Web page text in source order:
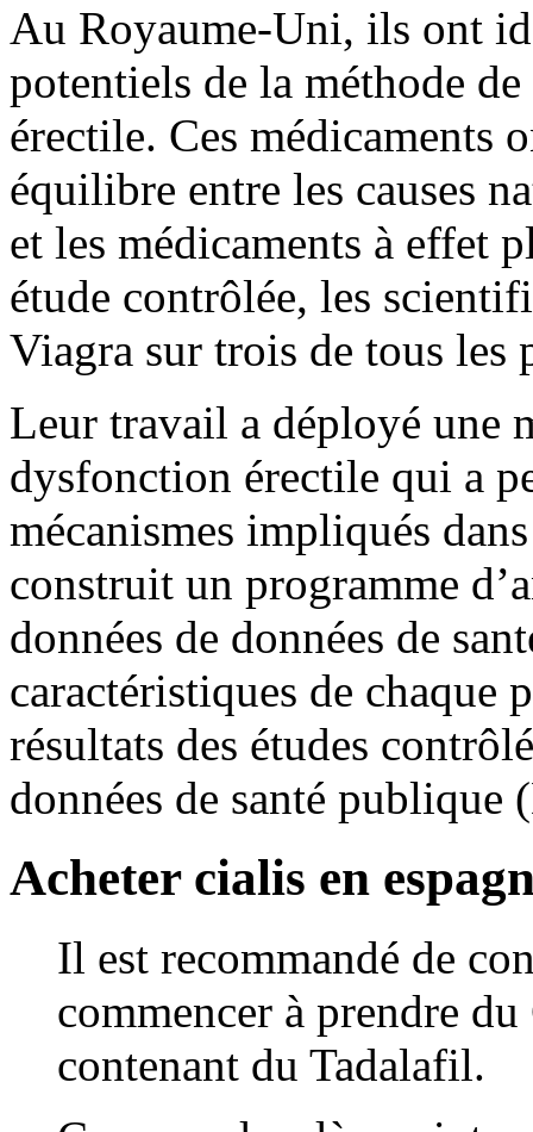
Au Royaume-Uni, ils ont
potentiels de la méthode
érectile. Ces médicaments
équilibre entre les causes
et les médicaments à effet
étude contrôlée, les
Viagra sur trois de tous les
Leur travail a déployé une
dysfonction érectile qui a
mécanismes impliqués
construit un programme
données de données de
caractéristiques de chaque
résultats des études
données de santé publique
Acheter cialis en
Il est recommandé de
commencer à prendre
contenant du Tadalafil.